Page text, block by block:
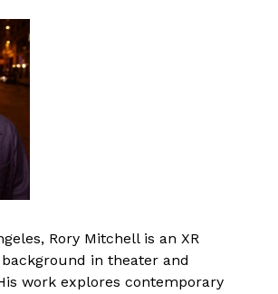
Rory Mitchell is an XR
in theater and
work explores contemporary